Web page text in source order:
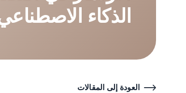
الذكاء
العودة إلى المقالات